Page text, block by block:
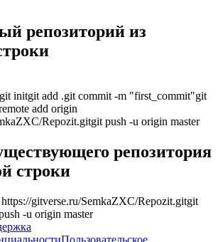
репозиторий из
git initgit add .git commit -m "first_commit"git
add origin
Repozit.gitgit push -u origin master
репозитория
строки
https://gitverse.ru/SemkaZXC/Repozit.gitgit
-u origin master
Пользовательское